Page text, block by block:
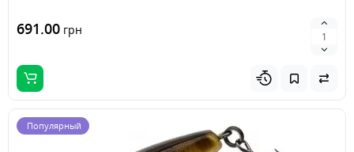
691.00 грн
Популярный